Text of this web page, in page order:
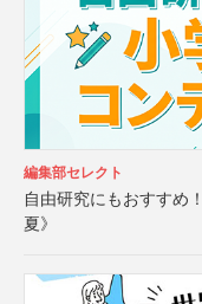
編集部セレクト
自由研究にもおすすめ
夏》